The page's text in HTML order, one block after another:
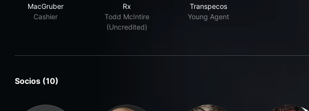
MacGruber
Cashier
Rx
Todd McIntire
(Uncredited)
Transpecos
Young Agent
Socios (10)